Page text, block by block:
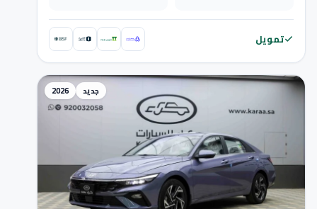
تمويل
جديد 2026